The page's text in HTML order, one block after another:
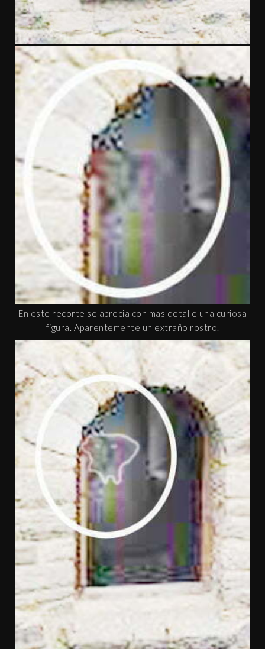
En este recorte se aprecia con mas detalle una curiosa
figura. Aparentemente un extraño rostro.